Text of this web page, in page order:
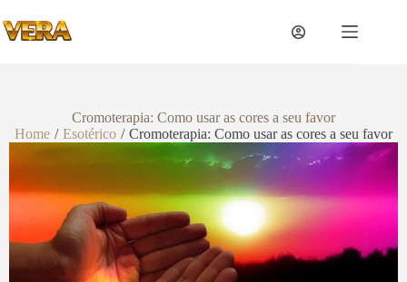
Cromoterapia: Como usar as cores a seu favor
Home / Esotérico / Cromoterapia: Como usar as cores a seu favor